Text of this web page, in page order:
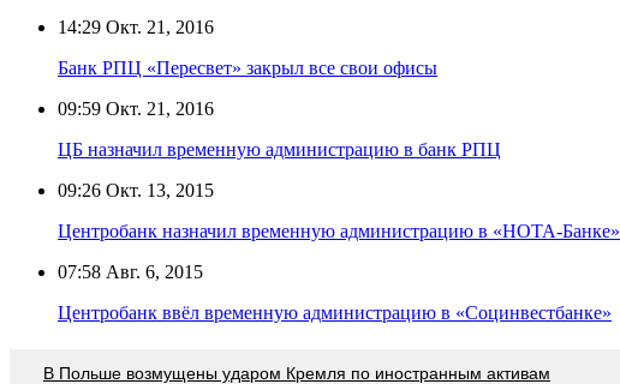
14:29 Окт. 21, 2016
Банк РПЦ «Пересвет» закрыл все свои офисы
09:59 Окт. 21, 2016
ЦБ назначил временную администрацию в банк РПЦ
09:26 Окт. 13, 2015
Центробанк назначил временную администрацию в «НОТА-Банке»
07:58 Авг. 6, 2015
Центробанк ввёл временную администрацию в «Социнвестбанке»
В Польше возмущены ударом Кремля по иностранным активам